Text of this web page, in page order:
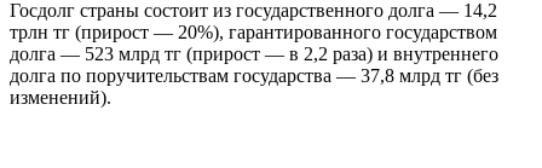
Госдолг страны состоит из государственного долга — 14,2
трлн тг (прирост — 20%), гарантированного государством
долга — 523 млрд тг (прирост — в 2,2 раза) и внутреннего
долга по поручительствам государства — 37,8 млрд тг (без
изменений).